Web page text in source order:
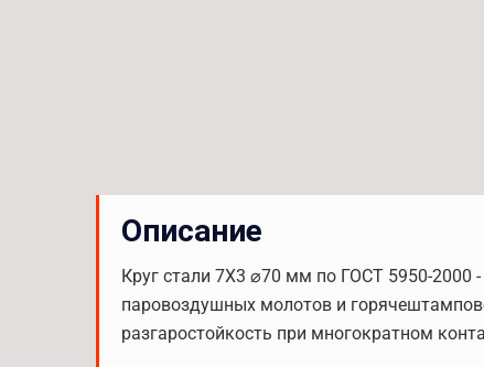
Описание
Круг стали 7Х3 ⌀70 мм по ГОСТ 5950-2000
паровоздушных молотов и
разгаростойкость при многократном